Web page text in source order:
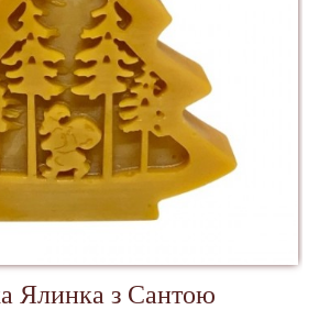
Ялинка з Сантою